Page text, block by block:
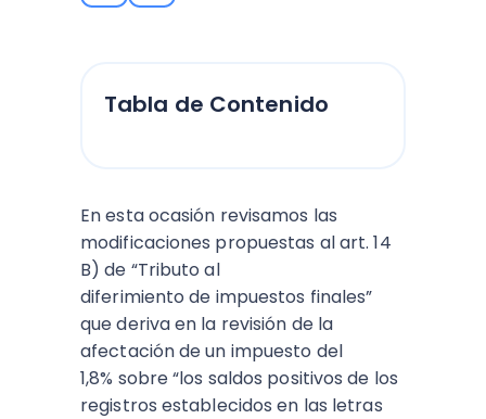
Tabla de Contenido
En esta ocasión revisamos las
modificaciones propuestas al art. 14
B) de “Tributo al
diferimiento de impuestos finales”
que deriva en la revisión de la
afectación de un impuesto del
1,8% sobre “los saldos positivos de los
registros establecidos en las letras